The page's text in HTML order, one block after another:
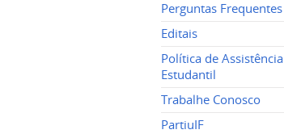
Perguntas Frequentes
Editais
Política de Assistência
Estudantil
Trabalhe Conosco
PartiuIF